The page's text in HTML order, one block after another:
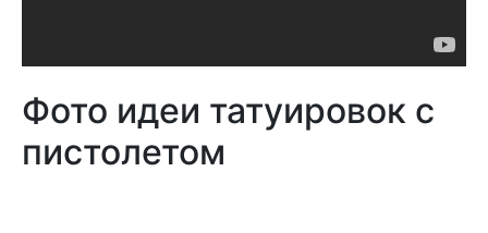
Фото идеи татуировок с
пистолетом